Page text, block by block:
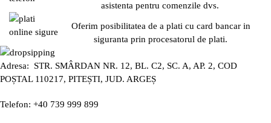
asistenta pentru comenzile dvs.
Oferim posibilitatea de a plati cu card bancar in
siguranta prin procesatorul de plati.
Adresa: STR. SMÂRDAN NR. 12, BL. C2, SC. A, AP. 2, COD
POȘTAL 110217, PITEȘTI, JUD. ARGEȘ
Telefon: +40 739 999 899